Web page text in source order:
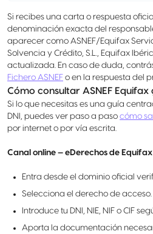
Si recibes una carta o respuesta
denominación exacta del
aparecer como ASNEF/Equifax
Solvencia y Crédito, S.L., Equifax
actualizada. En caso de duda,
Fichero ASNEF o en la respuesta del
Cómo consultar ASNEF
Si lo que necesitas es una guía
DNI, puedes ver paso a paso cómo
por internet o por vía escrita.
Canal online — eDerechos de Equifax
Entra desde el dominio oficial
Selecciona el derecho de acceso.
Introduce tu DNI, NIE, NIF o CIF
Aporta la documentación